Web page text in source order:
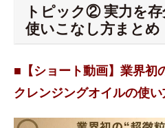
トピック② 実力を存
使いこなし方まとめ
■【ショート動画】業界初
クレンジングオイルの使